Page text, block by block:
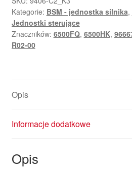
Kategorie: BSM - jednostka silnika,
Jednostki sterujące
Znaczników: 6500FQ, 6500HK,
R02-00
Opis
Informacje dodatkowe
Opis